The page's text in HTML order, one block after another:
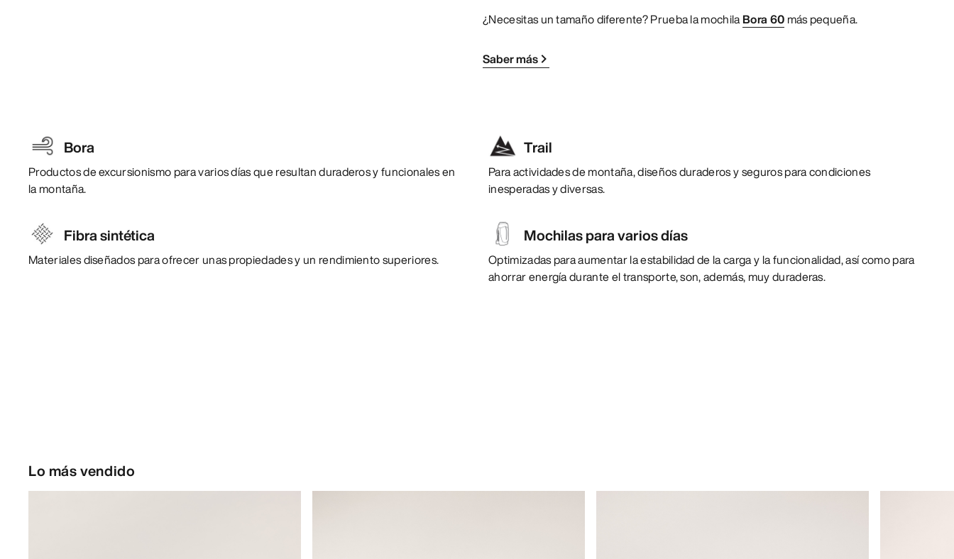
¿Necesitas un tamaño diferente? Prueba la mochilaBora 60 más pequeña.
Saber más
Bora
Productos de excursionismo para varios días que resultan duraderos y funcionales en
la montaña.
Trail
Para actividades de montaña, diseños duraderos y seguros para condiciones
inesperadas y diversas.
Fibra sintética
Materiales diseñados para ofrecer unas propiedades y un rendimiento superiores.
Mochilas para varios días
Optimizadas para aumentar la estabilidad de la carga y la funcionalidad, así como para
ahorrar energía durante el transporte, son, además, muy duraderas.
Lo más vendido